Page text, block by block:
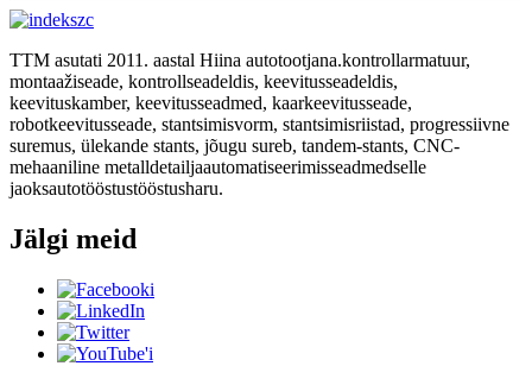
TTM asutati 2011. aastal Hiina autotootjana.kontrollarmatuur,
montaažiseade, kontrollseadeldis, keevitusseadeldis,
keevituskamber, keevitusseadmed, kaarkeevitusseade,
robotkeevitusseade, stantsimisvorm, stantsimisriistad, progressiivne
suremus, ülekande stants, jõugu sureb, tandem-stants, CNC-
mehaaniline metalldetailjaautomatiseerimisseadmedselle
jaoksautotööstustööstusharu.
Jälgi meid